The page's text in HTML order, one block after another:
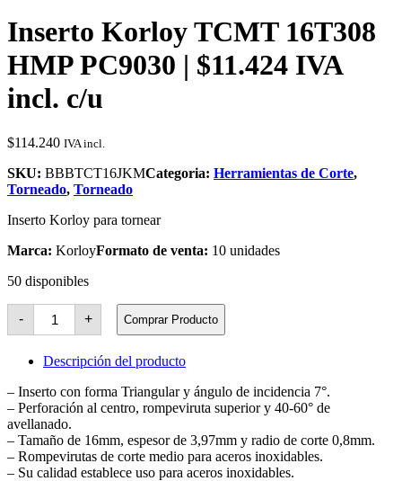
Inserto Korloy TCMT 16T308
HMP PC9030 | $11.424 IVA
incl. c/u
$114.240 IVA incl.
SKU: BBBTCT16JKMCategoria: Herramientas de Corte,
Torneado, Torneado
Inserto Korloy para tornear
Marca: KorloyFormato de venta: 10 unidades
50 disponibles
-
Inserto
Korloy
TCMT
16T308
HMP
cantidad
+ Comprar Producto
Descripción del producto
– Inserto con forma Triangular y ángulo de incidencia 7°.
– Perforación al centro, rompeviruta superior y 40-60° de
avellanado.
– Tamaño de 16mm, espesor de 3,97mm y radio de corte 0,8mm.
– Rompevirutas de corte medio para aceros inoxidables.
– Su calidad establece uso para aceros inoxidables.